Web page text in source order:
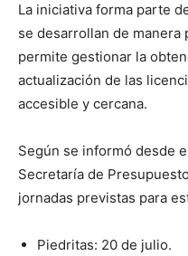
La iniciativa forma parte
se desarrollan de
permite gestionar la
actualización de las
accesible y cercana.
Según se informó desde
Secretaría de
jornadas previstas para
Piedritas: 20 de julio.